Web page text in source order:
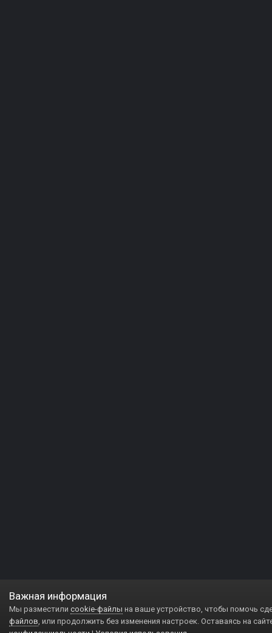
Важная информация
Мы разместили cookie-файлы на ваше устройство, чтобы помочь
файлов, или продолжить без изменения настроек. Оставаясь на